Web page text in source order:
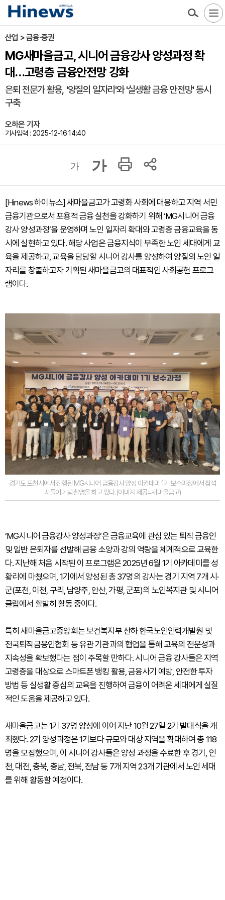
산업 > 금융·증권
MG새마을금고, 시니어 금융강사 양성과정 확
대…고령층 금융안전망 강화
은퇴 전문가 활용, '양질의 일자리'와 '실생활 금융 안전망' 동시
구축
오하은 기자
기사입력 : 2025-12-16 14:40
가 가
[Hinews 하이뉴스] 새마을금고가 고령화 사회에 대응하고 지역 서민
금융기관으로서 포용적 금융 실천을 강화하기 위해 ‘MG시니어 금융
강사 양성과정’을 운영하며 노인 일자리 확대와 고령층 금융교육을 동
시에 실현하고 있다. 해당 사업은 금융지식이 부족한 노인 세대에게 교
육을 제공하고, 교육을 담당할 시니어 강사를 양성하여 양질의 노인 일
자리를 창출하고자 기획된 새마을금고의 대표적인 사회공헌 프로그
램이다.
경기도 포천시에서 진행된 MG시니어 금융강사 양성 아카데미 1기 보수과정에서 참석
자들이 기념촬영을 하고 있다. (이미지 제공=새마을금고)
‘MG시니어 금융강사 양성과정’은 금융교육에 관심 있는 퇴직 금융인
및 일반 은퇴자를 선발해 금융 소양과 강의 역량을 체계적으로 교육한
다. 지난해 처음 시작된 이 프로그램은 2025년 6월 1기 아카데미를 성
황리에 마쳤으며, 1기에서 양성된 총 37명의 강사는 경기 지역 7개 시·
군(포천, 이천, 구리, 남양주, 안산, 가평, 군포)의 노인복지관 및 시니어
클럽에서 활발히 활동 중이다.
특히 새마을금고중앙회는 보건복지부 산하 한국노인인력개발원 및
전국퇴직금융인협회 등 유관 기관과의 협업을 통해 교육의 전문성과
지속성을 확보했다는 점이 주목할 만하다. 시니어 금융 강사들은 지역
고령층을 대상으로 스마트폰 뱅킹 활용, 금융사기 예방, 안전한 투자
방법 등 실생활 중심의 교육을 진행하여 금융이 어려운 세대에게 실질
적인 도움을 제공하고 있다.
새마을금고는 1기 37명 양성에 이어 지난 10월 27일 2기 발대식을 개
최했다. 2기 양성과정은 1기보다 규모와 대상 지역을 확대하여 총 118
명을 모집했으며, 이 시니어 강사들은 양성 과정을 수료한 후 경기, 인
천, 대전, 충북, 충남, 전북, 전남 등 7개 지역 23개 기관에서 노인 세대
를 위해 활동할 예정이다.